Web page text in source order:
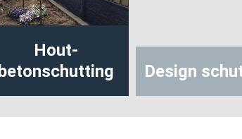
Hout-
betonschutting
Design